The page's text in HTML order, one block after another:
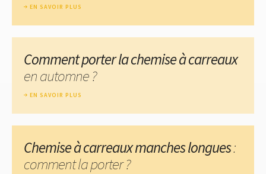
EN SAVOIR PLUS
Comment porter la chemise à carreaux
en automne ?
EN SAVOIR PLUS
Chemise à carreaux manches longues:
comment la porter ?